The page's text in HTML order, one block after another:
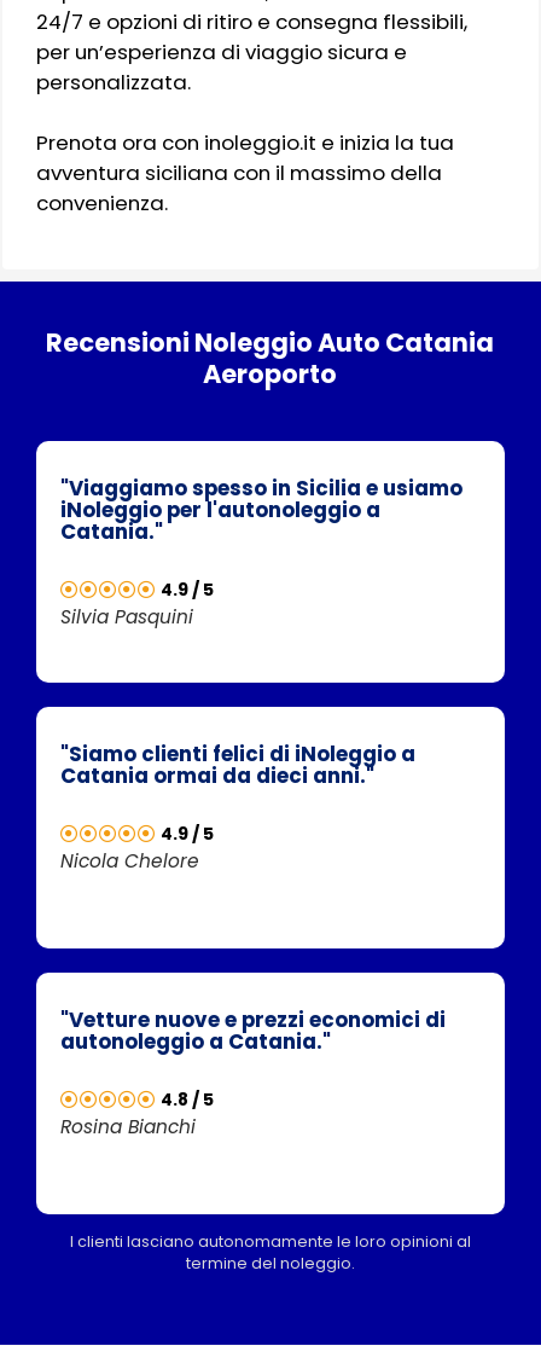
24/7 e opzioni di ritiro e consegna flessibili,
per un’esperienza di viaggio sicura e
personalizzata.
Prenota ora con inoleggio.it e inizia la tua
avventura siciliana con il massimo della
convenienza.
Recensioni Noleggio Auto Catania
Aeroporto
"Viaggiamo spesso in Sicilia e usiamo
iNoleggio per l'autonoleggio a
Catania."
4.9 / 5
Silvia Pasquini
"Siamo clienti felici di iNoleggio a
Catania ormai da dieci anni."
4.9 / 5
Nicola Chelore
"Vetture nuove e prezzi economici di
autonoleggio a Catania."
4.8 / 5
Rosina Bianchi
I clienti lasciano autonomamente le loro opinioni al
termine del noleggio.